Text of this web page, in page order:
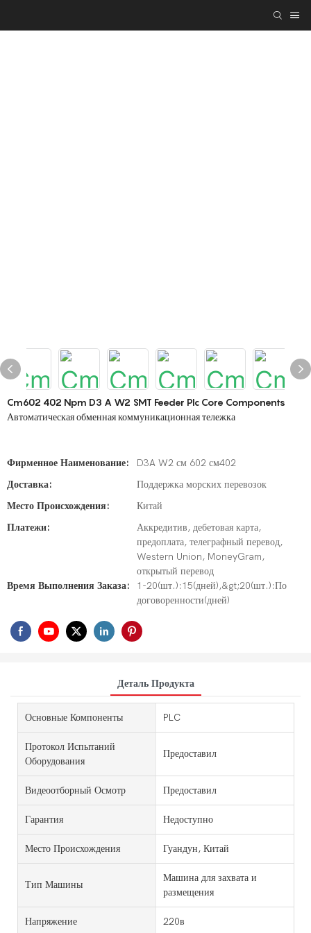
Cm602 402 Npm D3 A W2 SMT Feeder Plc Core Components
Автоматическая обменная коммуникационная тележка
Фирменное Наименование:
D3A W2 см 602 см402
Доставка:
Поддержка морских перевозок
Место Происхождения:
Китай
Платежи:
Аккредитив, дебетовая карта,
предоплата, телеграфный перевод,
Western Union, MoneyGram,
открытый перевод
Время Выполнения Заказа:
1-20(шт.):15(дней),&gt;20(шт.):По
договоренности(дней)
Деталь Продукта
Основные Компоненты PLC
Протокол Испытаний
Оборудования
Предоставил
Видеоотборный Осмотр Предоставил
Гарантия Недоступно
Место Происхождения Гуандун, Китай
Тип Машины
Машина для захвата и
размещения
Напряжение 220в